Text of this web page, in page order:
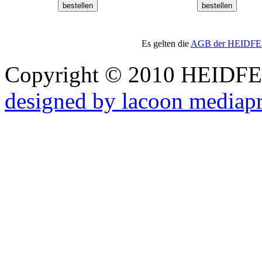
Es gelten die AGB der
Copyright © 2010
designed by lacoon